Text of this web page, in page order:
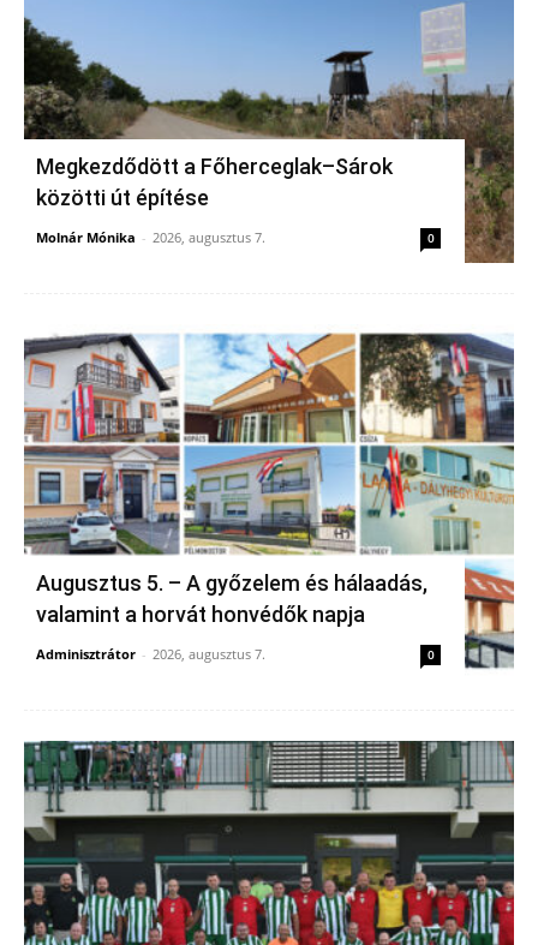
Megkezdődött a Főherceglak–Sárok
közötti út építése
Molnár Mónika - 2026, augusztus 7. 0
Augusztus 5. – A győzelem és hálaadás,
valamint a horvát honvédők napja
Adminisztrátor - 2026, augusztus 7. 0